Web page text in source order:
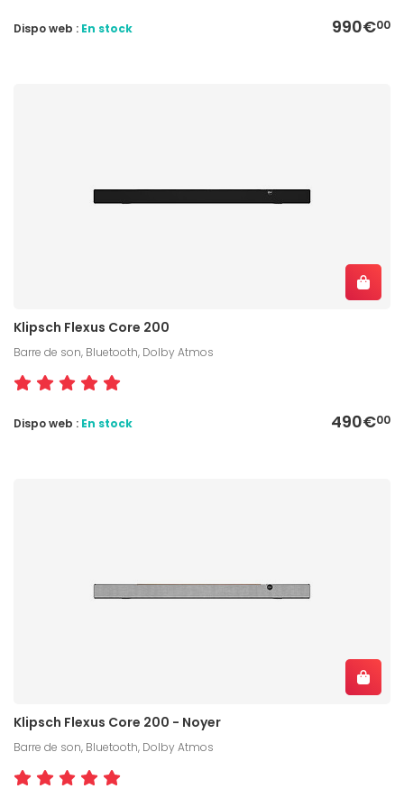
990€00
Dispo web : En stock
Klipsch Flexus Core 200
Barre de son, Bluetooth, Dolby Atmos
490€00
Dispo web : En stock
Klipsch Flexus Core 200 - Noyer
Barre de son, Bluetooth, Dolby Atmos